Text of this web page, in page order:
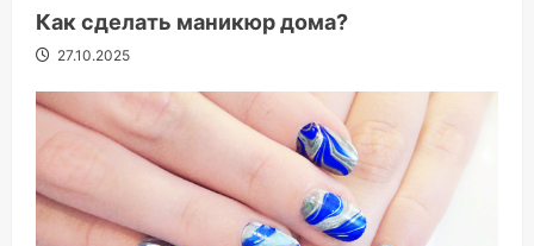
Как сделать маникюр дома?
27.10.2025